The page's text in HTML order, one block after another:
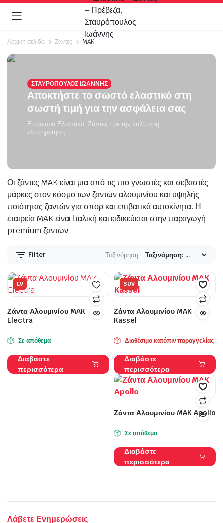
Αρχική σελίδα Ζάντες MAK
ΣΤΑΥΡΟΠΟΥΛΟΣ ΙΩΑΝΝΗΣ
Αποκτήστε το σωστό ελαστικό στη
σωστή τιμή για την ασφάλεια σας
Επώνυμα Ελαστικά, Ζάντες - με την καλύτερη
εξυπηρέτηση
Οι ζάντες MAK είναι μια από τις πιο γνωστές και σεβαστές
μάρκες στον κόσμο των ζαντών αλουμινίου και υψηλής
ποιότητας ζαντών για σπορ και επιβατικά αυτοκίνητα. Η
εταιρεία MAK είναι Ιταλική και ειδικεύεται στην παραγωγή
premium ζαντών
Filter Ταξινόμηση:
EV
Ζάντα Αλουμινίου MAK
Electra
Σε απόθεμα
Διαβάστε
περισσότερα
SUV
Ζάντα Αλουμινίου MAK
Kassel
Διαθέσιμο κατόπιν παραγγελίας
Διαβάστε
περισσότερα
Ζάντα Αλουμινίου MAK Apollo
Σε απόθεμα
Διαβάστε
περισσότερα
Λάβετε Ενημερώσεις